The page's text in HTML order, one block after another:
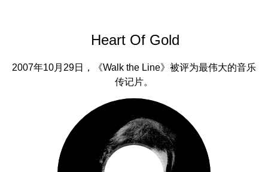
Heart Of Gold
2007年10月29日，《Walk the Line》被评为最伟大的音乐
传记片。